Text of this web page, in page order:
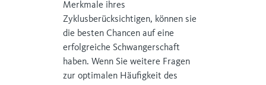
Merkmale ihres
Zyklusberücksichtigen, können sie
die besten Chancen auf eine
erfolgreiche Schwangerschaft
haben. Wenn Sie weitere Fragen
zur optimalen Häufigkeit des